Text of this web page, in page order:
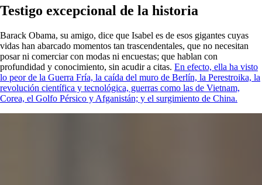
Testigo excepcional de la historia
Barack Obama, su amigo, dice que Isabel es de esos gigantes cuyas
vidas han abarcado momentos tan trascendentales, que no necesitan
posar ni comerciar con modas ni encuestas; que hablan con
profundidad y conocimiento, sin acudir a citas. En efecto, ella ha visto
lo peor de la Guerra Fría, la caída del muro de Berlín, la Perestroika, la
revolución científica y tecnológica, guerras como las de Vietnam,
Corea, el Golfo Pérsico y Afganistán; y el surgimiento de China.